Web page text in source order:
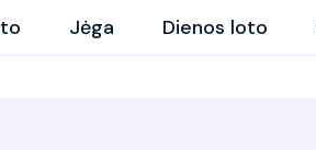
Jėga Dienos loto